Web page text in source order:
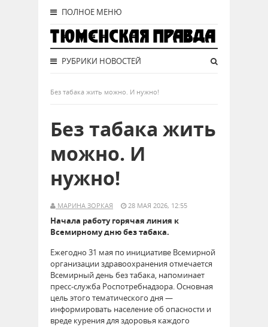
ПОЛНОЕ МЕНЮ
РУБРИКИ НОВОСТЕЙ
Без табака жить можно. И нужно!
Без табака жить
можно. И
нужно!
МАРИНА ЗОРКАЯ 28 МАЯ 2026, 12:55
Начала работу горячая линия к
Всемирному дню без табака.
Ежегодно 31 мая по инициативе Всемирной
организации здравоохранения отмечается
Всемирный день без табака, напоминает
пресс-служба Роспотребнадзора. Основная
цель этого тематического дня —
информировать население об опасности и
вреде курения для здоровья каждого